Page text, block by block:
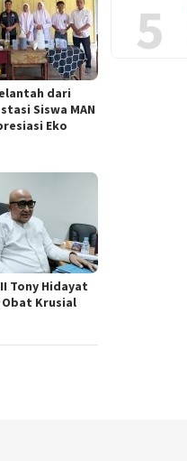
dari
Siswa MAN
Eko
Tony Hidayat
Krusial
5